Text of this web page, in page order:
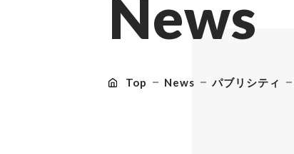
News
Top News パブリシティ